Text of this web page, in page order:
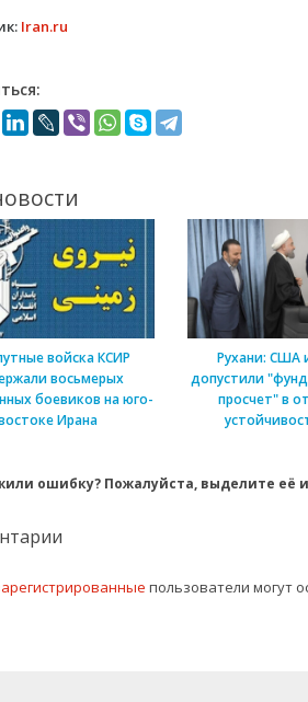
Iran.ru
войска КСИР
восьмерых
боевиков на юго-
Ирана
Рухани: США
допустили
просчет" в
ошибку? Пожалуйста, выделите её
пользователи могут